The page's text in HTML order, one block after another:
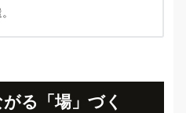
る「場」づく